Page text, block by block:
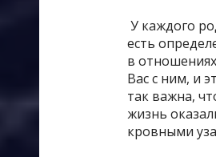
У каждого
есть
в
Вас с ним, и
так важна,
жизнь
кровными